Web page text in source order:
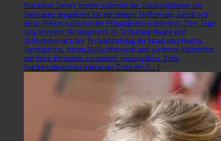
Nachdem Jimmy bereits während der Faschingsferien ein
Judocamp organisiert hat mit seinem Helferteam, haben wir
diese Aktion während der Pfingstferien wiederholt. Drei Tage
lang konnten die insgesamt 16 Teilnehmerinnen und
Teilnehmer sich bei Techniktraining im Stand und Boden,
Sportspielen, einem Malwettbewerb und weiteren Aktivitäten
mit ihren Freunden zusammen verausgaben. Zehn
Nachwuchsjudoka haben am Ende des […]